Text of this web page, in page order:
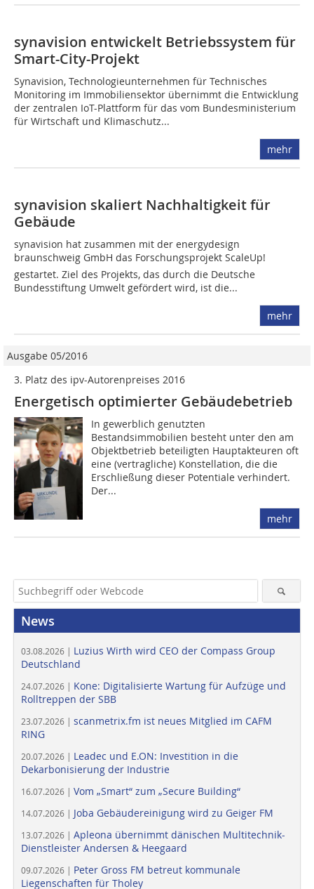
synavision entwickelt Betriebssystem für
Smart-City-Projekt
Synavision, Technologieunternehmen für Technisches
Monitoring im Immobiliensektor übernimmt die Entwicklung
der zentralen IoT-Plattform für das vom Bundesministerium
für Wirtschaft und Klimaschutz...
mehr
synavision skaliert Nachhaltigkeit für
Gebäude
synavision hat zusammen mit der energydesign
braunschweig GmbH das Forschungsprojekt ScaleUp!
gestartet. Ziel des Projekts, das durch die Deutsche
Bundesstiftung Umwelt gefördert wird, ist die...
mehr
Ausgabe 05/2016
3. Platz des ipv-Autorenpreises 2016
Energetisch optimierter Gebäudebetrieb
In gewerblich genutzten
Bestandsimmobilien besteht unter den am
Objektbetrieb beteiligten Hauptakteuren oft
eine (vertragliche) Konstellation, die die
Erschließung dieser Potentiale verhindert.
Der...
mehr
News
03.08.2026 | Luzius Wirth wird CEO der Compass Group
Deutschland
24.07.2026 | Kone: Digitalisierte Wartung für Aufzüge und
Rolltreppen der SBB
23.07.2026 | scanmetrix.fm ist neues Mitglied im CAFM
RING
20.07.2026 | Leadec und E.ON: Investition in die
Dekarbonisierung der Industrie
16.07.2026 | Vom „Smart“ zum „Secure Building“
14.07.2026 | Joba Gebäudereinigung wird zu Geiger FM
13.07.2026 | Apleona übernimmt dänischen Multitechnik-
Dienstleister Andersen & Heegaard
09.07.2026 | Peter Gross FM betreut kommunale
Liegenschaften für Tholey